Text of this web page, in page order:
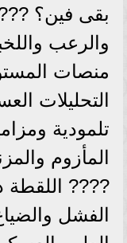
بقى فين؟
والرعب
منصات
التحليلات
تلمودية
المأزوم
????
الفشل